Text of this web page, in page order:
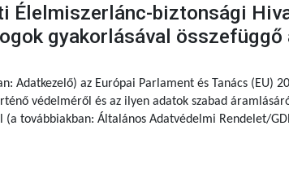
Élelmiszerlánc-biztonsági
gyakorlásával összefüggő
Adatkezelő) az Európai Parlament és Tanács (EU)
védelméről és az ilyen adatok szabad
továbbiakban: Általános Adatvédelmi Rendelet/